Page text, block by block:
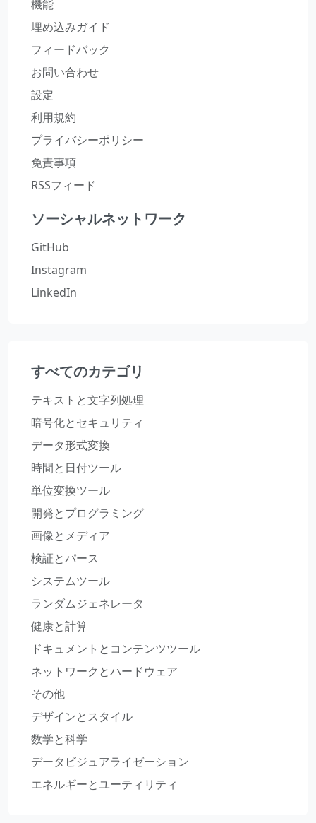
機能
埋め込みガイド
フィードバック
お問い合わせ
設定
利用規約
プライバシーポリシー
免責事項
RSSフィード
ソーシャルネットワーク
GitHub
Instagram
LinkedIn
すべてのカテゴリ
テキストと文字列処理
暗号化とセキュリティ
データ形式変換
時間と日付ツール
単位変換ツール
開発とプログラミング
画像とメディア
検証とパース
システムツール
ランダムジェネレータ
健康と計算
ドキュメントとコンテンツツール
ネットワークとハードウェア
その他
デザインとスタイル
数学と科学
データビジュアライゼーション
エネルギーとユーティリティ